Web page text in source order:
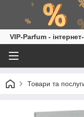
VIP-Parfum -
Товари та